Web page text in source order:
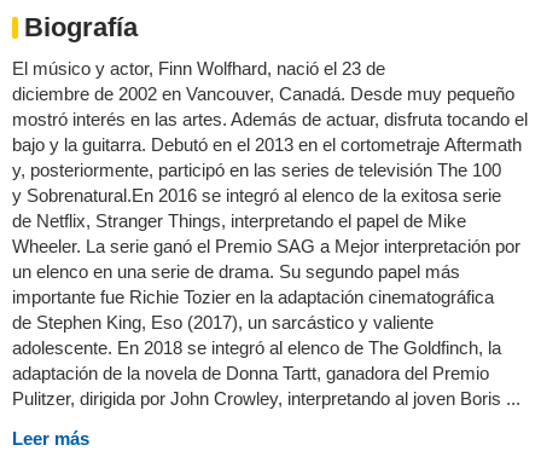
Biografía
El músico y actor, Finn Wolfhard, nació el 23 de
diciembre de 2002 en Vancouver, Canadá. Desde muy pequeño
mostró interés en las artes. Además de actuar, disfruta tocando el
bajo y la guitarra. Debutó en el 2013 en el cortometraje Aftermath
y, posteriormente, participó en las series de televisión The 100
y Sobrenatural.En 2016 se integró al elenco de la exitosa serie
de Netflix, Stranger Things, interpretando el papel de Mike
Wheeler. La serie ganó el Premio SAG a Mejor interpretación por
un elenco en una serie de drama. Su segundo papel más
importante fue Richie Tozier en la adaptación cinematográfica
de Stephen King, Eso (2017), un sarcástico y valiente
adolescente. En 2018 se integró al elenco de The Goldfinch, la
adaptación de la novela de Donna Tartt, ganadora del Premio
Pulitzer, dirigida por John Crowley, interpretando al joven Boris ...
Leer más